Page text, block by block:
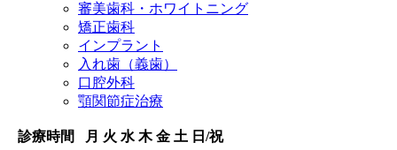
審美歯科・ホワイトニング
矯正歯科
インプラント
入れ歯（義歯）
口腔外科
顎関節症治療
診療時間 月 火 水 木 金 土 日/祝